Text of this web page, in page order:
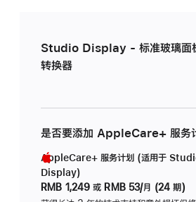
Studio Display - 标准玻璃面
转换器
是否要添加 AppleCare+ 服务
AppleCare+ 服务计划 (适用于
Display)
RMB 1,249 或 RMB 53/月 (24 期)